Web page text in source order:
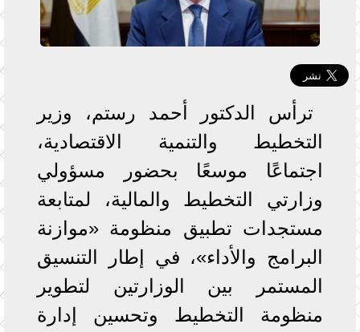
ترأس الدكتور أحمد رستم، وزير
التخطيط والتنمية الاقتصادية،
اجتماعًا موسعًا بحضور مسؤولي
وزارتي التخطيط والمالية، لمتابعة
مستجدات تطبيق منظومة «موازنة
البرامج والأداء»، في إطار التنسيق
المستمر بين الوزارتين لتطوير
منظومة التخطيط وتحسين إدارة